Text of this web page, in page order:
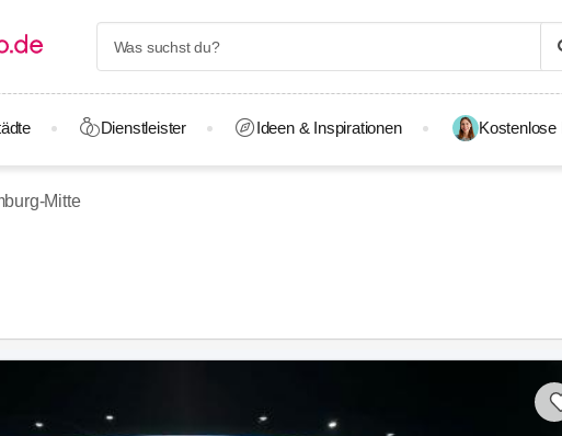
Dienstleister Ideen & Inspirationen Kostenlose
Mitte